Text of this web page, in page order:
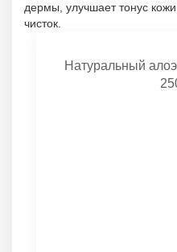
дермы, улучшает тонус
чисток.
Натуральный